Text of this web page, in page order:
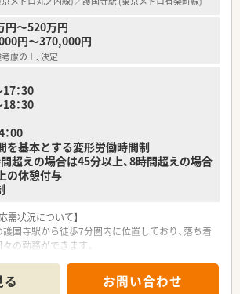
円～520万円
円～370,000円
慮の上、決定
：30
：30
00
を基本とする変形労働時間制
超えの場合は45分以上、8時間超えの場合
の休憩付与
需状況について】
国寺駅から徒歩7分圏内に位置しており、落ち着
の勤務ができます。
枚に対応しています。
3名と非常勤1名の複数名体制で、互いに協力し
お問い合わせ